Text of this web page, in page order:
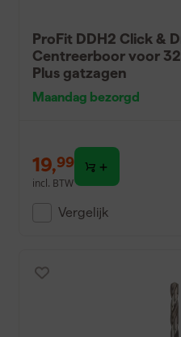
ProFit DDH2 Click &
Centreerboor voor
Plus gatzagen
Maandag bezorgd
19,99
incl. BTW
Vergelijk